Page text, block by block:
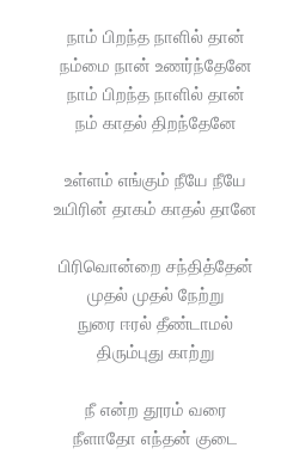
நாம் பிறந்த நாளில் தான்
நம்மை நான் உணர்ந்தேனே
நாம் பிறந்த நாளில் தான்
நம் காதல் திறந்தேனே
உள்ளம் எங்கும் நீயே நீயே
உயிரின் தாகம் காதல் தானே
பிரிவொன்றை சந்தித்தேன்
முதல் முதல் நேற்று
நுரை ஈரல் தீண்டாமல்
திரும்புது காற்று
நீ என்ற தூரம் வரை
நீளாதோ எந்தன் குடை